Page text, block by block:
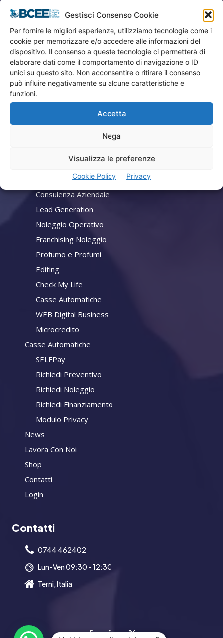
Gestisci Consenso Cookie
Per fornire le migliori esperienze, utilizziamo tecnologie come i
cookie per memorizzare e/o accedere alle informazioni del
dispositivo. Il consenso a queste tecnologie ci permetterà di
elaborare dati come il comportamento di navigazione o ID
unici su questo sito. Non acconsentire o ritirare il consenso
può influire negativamente su alcune caratteristiche e
funzioni.
Accetta
Nega
Visualizza le preferenze
Cookie Policy Privacy
Menù
Privacy
Termini Utilizzo
Iscrizione Newsletter
Cookie Policy (UE)
Consulenza Aziendale
Lead Generation
Noleggio Operativo
Franchising Noleggio
Profumo e Profumi
Editing
Check My Life
Casse Automatiche
WEB Digital Business
Microcredito
Casse Automatiche
SELFPay
Richiedi Preventivo
Richiedi Noleggio
Richiedi Finanziamento
Modulo Privacy
News
Lavora Con Noi
Shop
Contatti
Login
Contatti
0744 462402
Lun-Ven 09:30 - 12:30
Terni, Italia